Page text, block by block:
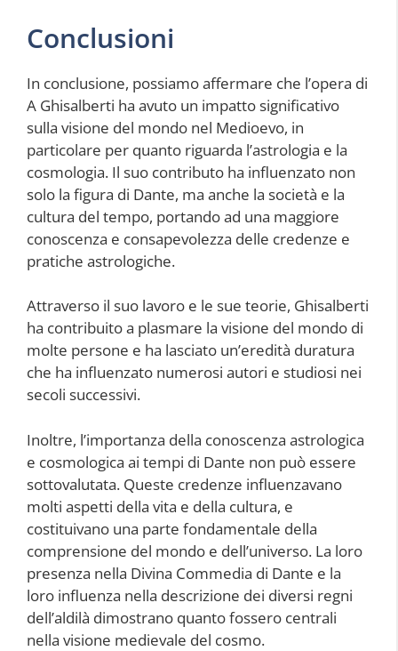
Conclusioni
In conclusione, possiamo affermare che l’opera di
A Ghisalberti ha avuto un impatto significativo
sulla visione del mondo nel Medioevo, in
particolare per quanto riguarda l’astrologia e la
cosmologia. Il suo contributo ha influenzato non
solo la figura di Dante, ma anche la società e la
cultura del tempo, portando ad una maggiore
conoscenza e consapevolezza delle credenze e
pratiche astrologiche.
Attraverso il suo lavoro e le sue teorie, Ghisalberti
ha contribuito a plasmare la visione del mondo di
molte persone e ha lasciato un’eredità duratura
che ha influenzato numerosi autori e studiosi nei
secoli successivi.
Inoltre, l’importanza della conoscenza astrologica
e cosmologica ai tempi di Dante non può essere
sottovalutata. Queste credenze influenzavano
molti aspetti della vita e della cultura, e
costituivano una parte fondamentale della
comprensione del mondo e dell’universo. La loro
presenza nella Divina Commedia di Dante e la
loro influenza nella descrizione dei diversi regni
dell’aldilà dimostrano quanto fossero centrali
nella visione medievale del cosmo.